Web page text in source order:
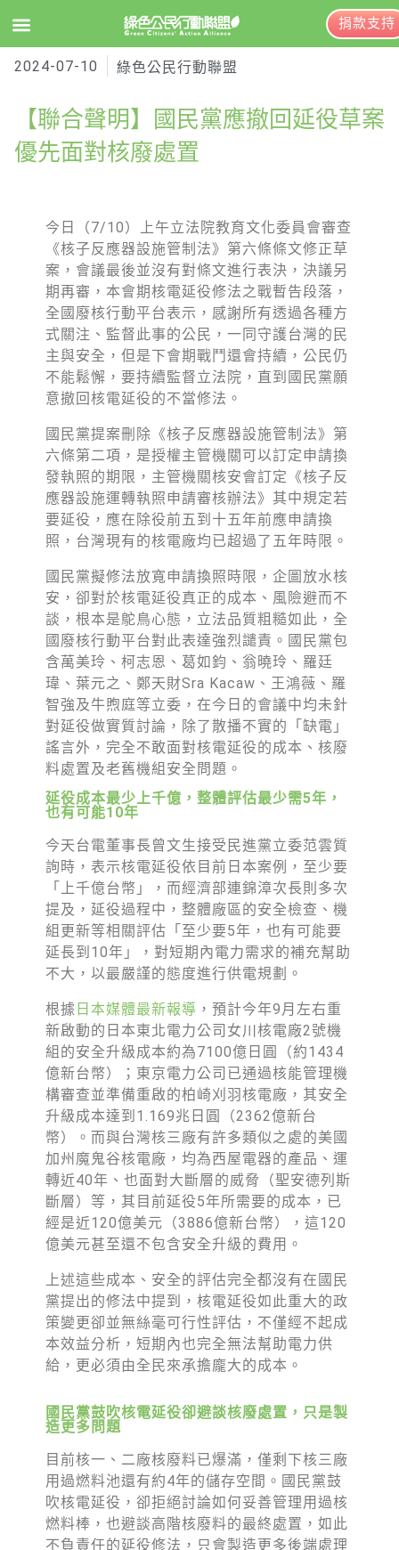
關於綠盟
大事記
綠盟團隊
聯絡資訊
捐款徵信
年度報告與財報
綠盟倡議
廢除核電
淨零轉型
透明足跡
綠盟觀點
新聞稿及聲明
投書及專欄
工作側記
出版及義賣品
參與綠盟
捐款支持
徵才資訊
活動行事曆
活動紀錄
教育推廣申請
加入志工
EN
捐款支持
2024-07-10 綠色公民行動聯盟
【聯合聲明】國民黨應撤回延役草案
優先面對核廢處置
今日（7/10）上午立法院教育文化委員會審查
《核子反應器設施管制法》第六條條文修正草
案，會議最後並沒有對條文進行表決，決議另
期再審，本會期核電延役修法之戰暫告段落，
全國廢核行動平台表示，感謝所有透過各種方
式關注、監督此事的公民，一同守護台灣的民
主與安全，但是下會期戰鬥還會持續，公民仍
不能鬆懈，要持續監督立法院，直到國民黨願
意撤回核電延役的不當修法。
國民黨提案刪除《核子反應器設施管制法》第
六條第二項，是授權主管機關可以訂定申請換
發執照的期限，主管機關核安會訂定《核子反
應器設施運轉執照申請審核辦法》其中規定若
要延役，應在除役前五到十五年前應申請換
照，台灣現有的核電廠均已超過了五年時限。
國民黨擬修法放寬申請換照時限，企圖放水核
安，卻對於核電延役真正的成本、風險避而不
談，根本是鴕鳥心態，立法品質粗糙如此，全
國廢核行動平台對此表達強烈譴責。國民黨包
含萬美玲、柯志恩、葛如鈞、翁曉玲、羅廷
瑋、葉元之、鄭天財Sra Kacaw、王鴻薇、羅
智強及牛煦庭等立委，在今日的會議中均未針
對延役做實質討論，除了散播不實的「缺電」
謠言外，完全不敢面對核電延役的成本、核廢
料處置及老舊機組安全問題。
延役成本最少上千億，整體評估最少需5年，
也有可能10年
今天台電董事長曾文生接受民進黨立委范雲質
詢時，表示核電延役依目前日本案例，至少要
「上千億台幣」，而經濟部連錦漳次長則多次
提及，延役過程中，整體廠區的安全檢查、機
組更新等相關評估「至少要5年，也有可能要
延長到10年」，對短期內電力需求的補充幫助
不大，以最嚴謹的態度進行供電規劃。
根據 日本媒體最新報導 ，預計今年9月左右重
新啟動的日本東北電力公司女川核電廠2號機
組的安全升級成本約為7100億日圓（約1434
億新台幣）；東京電力公司已通過核能管理機
構審查並準備重啟的柏崎刈羽核電廠，其安全
升級成本達到1.169兆日圓（2362億新台
幣）。而與台灣核三廠有許多類似之處的美國
加州魔鬼谷核電廠，均為西屋電器的產品、運
轉近40年、也面對大斷層的威脅（聖安德列斯
斷層）等，其目前延役5年所需要的成本，已
經是近120億美元（3886億新台幣），這120
億美元甚至還不包含安全升級的費用。
上述這些成本、安全的評估完全都沒有在國民
黨提出的修法中提到，核電延役如此重大的政
策變更卻並無絲毫可行性評估，不僅經不起成
本效益分析，短期內也完全無法幫助電力供
給，更必須由全民來承擔龐大的成本。
國民黨鼓吹核電延役卻避談核廢處置，只是製
造更多問題
目前核一、二廠核廢料已爆滿，僅剩下核三廠
用過燃料池還有約4年的儲存空間。國民黨鼓
吹核電延役，卻拒絕討論如何妥善管理用過核
燃料棒，也避談高階核廢料的最終處置，如此
不負責任的延役修法，只會製造更多後端處理